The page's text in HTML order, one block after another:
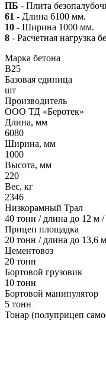
ПБ - Плита
61 - Длина 6100 мм.
10 - Ширина 1000 мм.
8 - Расчетная нагрузка
Марка бетона
B25
Базовая единица
шт
Производитель
ООО ТД «Беротек»
Длина, мм
6080
Ширина, мм
1000
Высота, мм
220
Вес, кг
2346
Низкорамный Трал
40 тонн / длина до 12 м
Прицеп площадка
20 тонн / длина до 13,6
Цементовоз
20 тонн
Бортовой грузовик
10 тонн
Бортовой манипулятор
5 тонн
Тонар (полуприцеп